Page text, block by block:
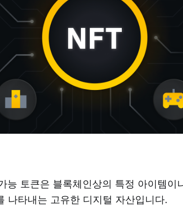
능 토큰은 블록체인상의 특정 아이템이
나타내는 고유한 디지털 자산입니다.